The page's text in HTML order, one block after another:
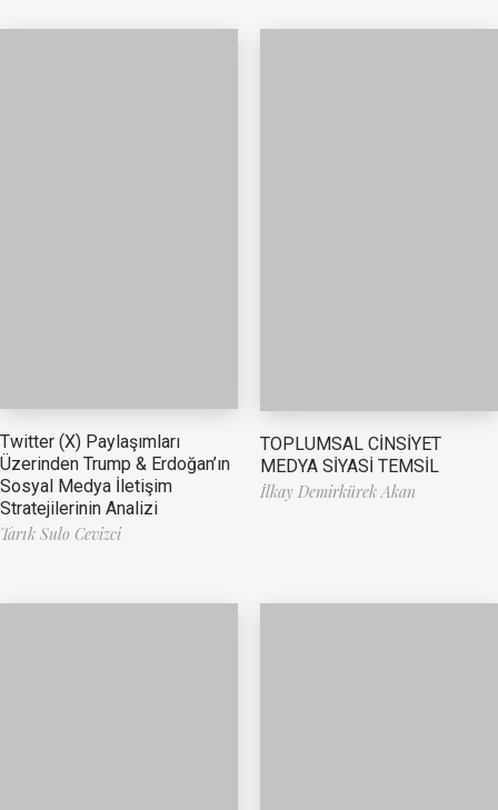
Twitter (X) Paylaşımları
Üzerinden Trump & Erdoğan’ın
Sosyal Medya İletişim
Stratejilerinin Analizi
Tarık Sulo Cevizci
TOPLUMSAL CİNSİYET
MEDYA SİYASİ TEMSİL
İlkay Demirkürek Akan